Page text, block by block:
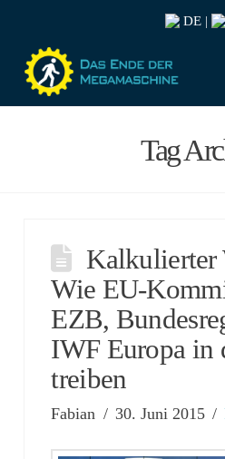
DE
Tag
Kalkulierter
Wie EU-
EZB,
IWF Europa in
treiben
Fabian 30. Juni 2015